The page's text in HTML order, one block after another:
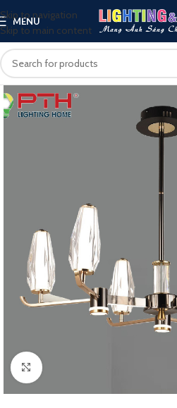
Skip to navigation
Skip to main content
MENU
Click to enlarge